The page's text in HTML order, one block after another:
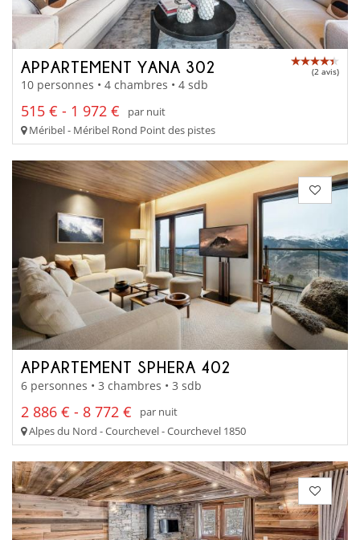
APPARTEMENT YANA 302 (2 avis)
10 personnes • 4 chambres • 4 sdb
515 € - 1 972 €
par nuit
Méribel - Méribel Rond Point des pistes
APPARTEMENT SPHERA 402
6 personnes • 3 chambres • 3 sdb
2 886 € - 8 772 €
par nuit
Alpes du Nord - Courchevel - Courchevel 1850